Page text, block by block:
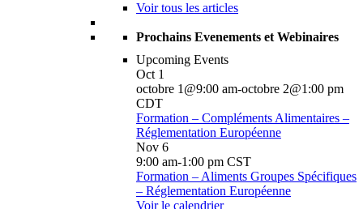
Voir tous les articles
Prochains Evenements et Webinaires
Upcoming Events
Oct 1
octobre 1@9:00 am-octobre 2@1:00 pm
CDT
Formation – Compléments Alimentaires –
Réglementation Européenne
Nov 6
9:00 am-1:00 pm CST
Formation – Aliments Groupes Spécifiques
– Réglementation Européenne
Voir le calendrier